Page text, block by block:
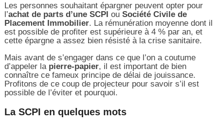
Les personnes souhaitant épargner peuvent opter pour
l’achat de parts d’une SCPI ou Société Civile de
Placement Immobilier. La rémunération moyenne dont il
est possible de profiter est supérieure à 4 % par an, et
cette épargne a assez bien résisté à la crise sanitaire.
Mais avant de s’engager dans ce que l’on a coutume
d’appeler la pierre-papier, il est important de bien
connaître ce fameux principe de délai de jouissance.
Profitons de ce coup de projecteur pour savoir s’il est
possible de l’éviter et pourquoi.
La SCPI en quelques mots